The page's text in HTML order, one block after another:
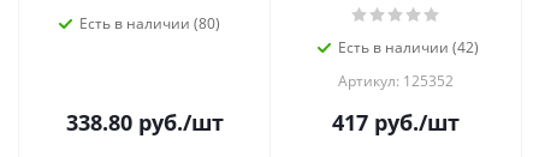
Есть в наличии (80)
338.80руб./шт
Есть в наличии (42)
Артикул: 125352
417 руб./шт